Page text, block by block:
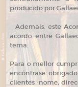
producido por
Ademais, este
acordo entre
tema.
Para o mellor
encóntrase
clientes -nome,